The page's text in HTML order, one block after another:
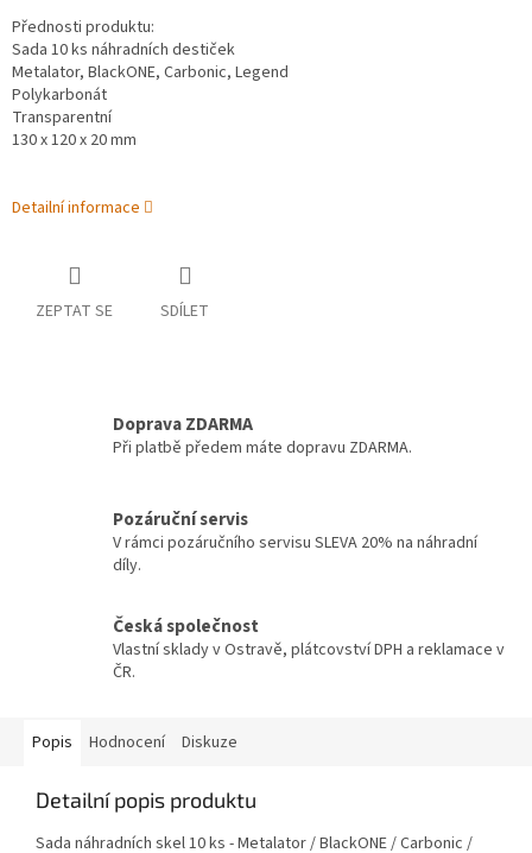
Přednosti produktu:
Sada 10 ks náhradních destiček
Metalator, BlackONE, Carbonic, Legend
Polykarbonát
Transparentní
130 x 120 x 20 mm
Detailní informace
ZEPTAT SE SDÍLET
Doprava ZDARMA
Při platbě předem máte dopravu ZDARMA.
Pozáruční servis
V rámci pozáručního servisu SLEVA 20% na náhradní
díly.
Česká společnost
Vlastní sklady v Ostravě, plátcovství DPH a reklamace v
ČR.
Popis Hodnocení Diskuze
Detailní popis produktu
Sada náhradních skel 10 ks - Metalator / BlackONE / Carbonic /